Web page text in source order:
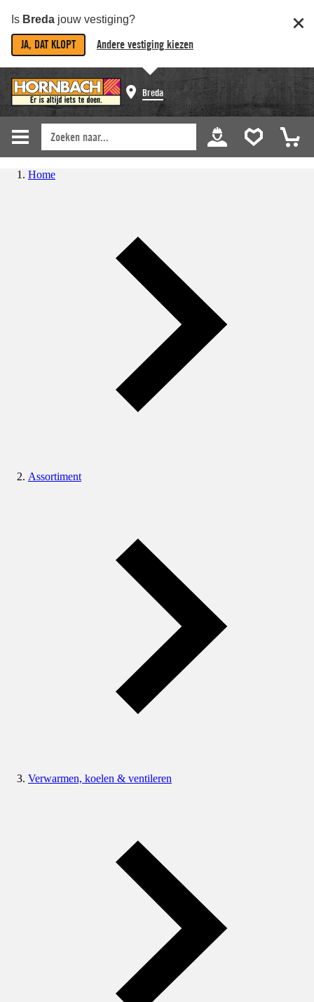
Is Breda jouw vestiging?
JA, DAT KLOPT Andere vestiging kiezen
Breda
Home
Assortiment
Verwarmen, koelen & ventileren